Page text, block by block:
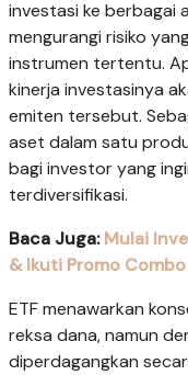
investasi ke berbagai
mengurangi risiko
instrumen tertentu.
kinerja investasinya
emiten tersebut.
aset dalam satu
bagi investor yang
terdiversifikasi.
Baca Juga:Mulai
& Ikuti Promo
ETF menawarkan
reksa dana, namun
diperdagangkan